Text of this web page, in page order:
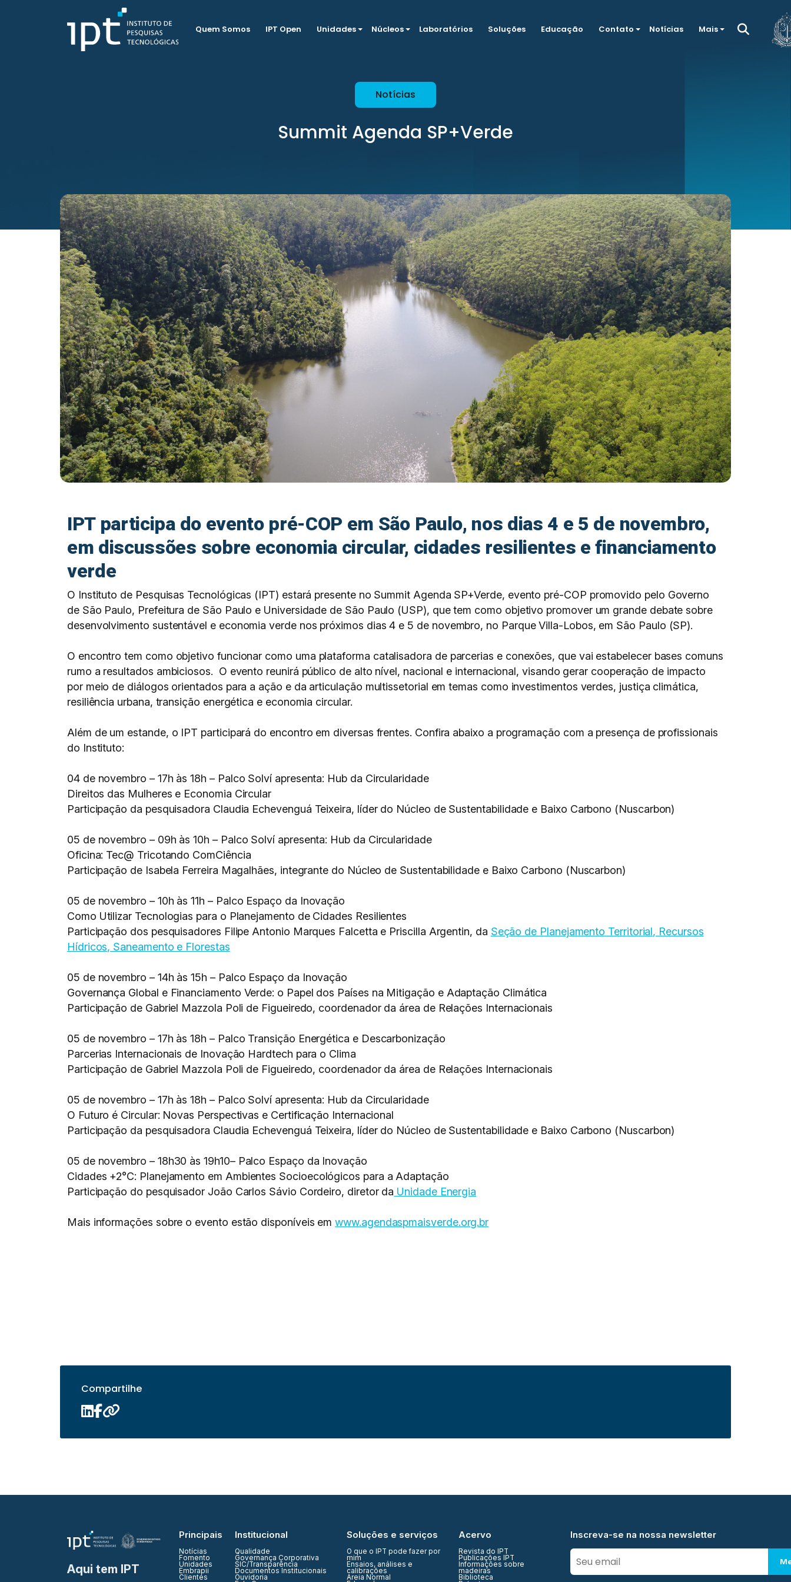
Quem Somos IPT Open Unidades Núcleos Laboratórios Soluções Educação Contato Notícias Mais
Notícias
Summit Agenda SP+Verde
IPT participa do evento pré-COP em São Paulo, nos dias 4 e 5 de novembro,
em discussões sobre economia circular, cidades resilientes e financiamento
verde
O Instituto de Pesquisas Tecnológicas (IPT) estará presente no Summit Agenda SP+Verde, evento pré-COP promovido pelo Governo
de São Paulo, Prefeitura de São Paulo e Universidade de São Paulo (USP), que tem como objetivo promover um grande debate sobre
desenvolvimento sustentável e economia verde nos próximos dias 4 e 5 de novembro, no Parque Villa-Lobos, em São Paulo (SP).
O encontro tem como objetivo funcionar como uma plataforma catalisadora de parcerias e conexões, que vai estabelecer bases comuns
rumo a resultados ambiciosos. ‌ O evento reunirá público de alto nível, nacional e internacional, visando gerar cooperação de impacto
por meio de diálogos orientados para a ação e da articulação multissetorial em temas como investimentos verdes, justiça climática,
resiliência urbana, transição energética e economia circular.
Além de um estande, o IPT participará do encontro em diversas frentes. Confira abaixo a programação com a presença de profissionais
do Instituto:
04 de novembro – 17h às 18h – Palco Solví apresenta: Hub da Circularidade
Direitos das Mulheres e Economia Circular
Participação da pesquisadora Claudia Echevenguá Teixeira, líder do Núcleo de Sustentabilidade e Baixo Carbono (Nuscarbon)
05 de novembro – 09h às 10h – Palco Solví apresenta: Hub da Circularidade
Oficina: Tec@ Tricotando ComCiência
Participação de Isabela Ferreira Magalhães, integrante do Núcleo de Sustentabilidade e Baixo Carbono (Nuscarbon)
05 de novembro – 10h às 11h – Palco Espaço da Inovação
Como Utilizar Tecnologias para o Planejamento de Cidades Resilientes
Participação dos pesquisadores Filipe Antonio Marques Falcetta e Priscilla Argentin, da Seção de Planejamento Territorial, Recursos
Hídricos, Saneamento e Florestas
05 de novembro – 14h às 15h – Palco Espaço da Inovação
Governança Global e Financiamento Verde: o Papel dos Países na Mitigação e Adaptação Climática
Participação de Gabriel Mazzola Poli de Figueiredo, coordenador da área de Relações Internacionais
05 de novembro – 17h às 18h – Palco Transição Energética e Descarbonização
Parcerias Internacionais de Inovação Hardtech para o Clima
Participação de Gabriel Mazzola Poli de Figueiredo, coordenador da área de Relações Internacionais
05 de novembro – 17h às 18h – Palco Solví apresenta: Hub da Circularidade
O Futuro é Circular: Novas Perspectivas e Certificação Internacional
Participação da pesquisadora Claudia Echevenguá Teixeira, líder do Núcleo de Sustentabilidade e Baixo Carbono (Nuscarbon)
05 de novembro – 18h30 às 19h10– Palco Espaço da Inovação
Cidades +2°C: Planejamento em Ambientes Socioecológicos para a Adaptação
Participação do pesquisador João Carlos Sávio Cordeiro, diretor da Unidade Energia
Mais informações sobre o evento estão disponíveis emwww.agendaspmaisverde.org.br
Compartilhe
Aqui tem IPT
Principais
Notícias
Fomento
Unidades
Embrapii
Clientes
Institucional
Qualidade
Governança Corporativa
SIC/Transparência
Documentos Institucionais
Ouvidoria
Soluções e serviços
O que o IPT pode fazer por
mim
Ensaios, análises e
calibrações
Areia Normal
Acervo
Revista do IPT
Publicações IPT
Informações sobre
madeiras
Biblioteca
Inscreva-se na nossa newsletter